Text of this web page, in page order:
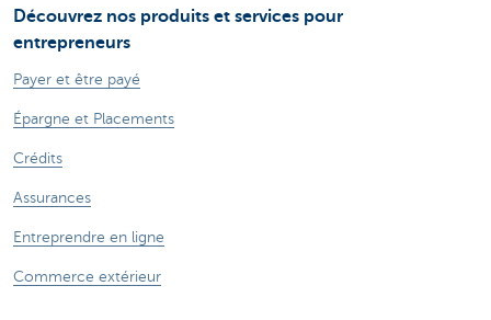
Découvrez nos produits et services pour
entrepreneurs
Payer et être payé
Épargne et Placements
Crédits
Assurances
Entreprendre en ligne
Commerce extérieur